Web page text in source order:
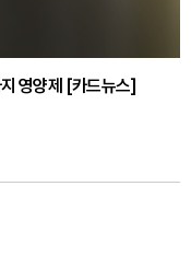
영양제 [카드뉴스]